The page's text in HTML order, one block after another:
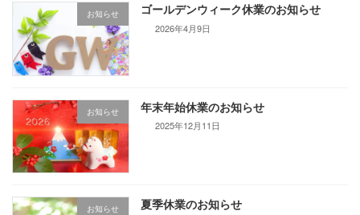
お知らせ ゴールデンウィーク休業のお知らせ
2026年4月9日
お知らせ 年末年始休業のお知らせ
2025年12月11日
お知らせ 夏季休業のお知らせ